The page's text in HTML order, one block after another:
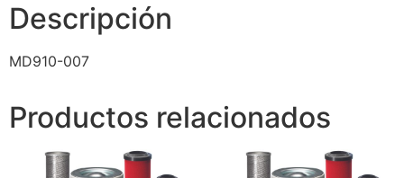
Descripción
MD910-007
Productos relacionados